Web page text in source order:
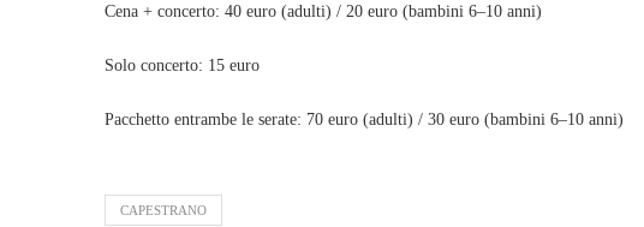
Cena + concerto: 40 euro (adulti) / 20 euro (bambini 6–10 anni)
Solo concerto: 15 euro
Pacchetto entrambe le serate: 70 euro (adulti) / 30 euro (bambini 6–10 anni)
CAPESTRANO